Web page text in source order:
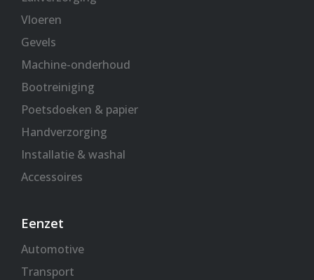
Vloeren
Gevels
Machine-onderhoud
Bootreiniging
Poetsdoeken & papier
Handverzorging
Installatie & washal
Accessoires
Eenzet
Automotive
Transport